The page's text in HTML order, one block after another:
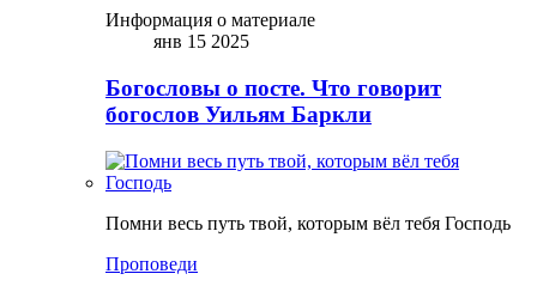
Информация о материале
янв 15 2025
Богословы о посте. Что говорит
богослов Уильям Баркли
Помни весь путь твой, которым вёл тебя Господь
Проповеди